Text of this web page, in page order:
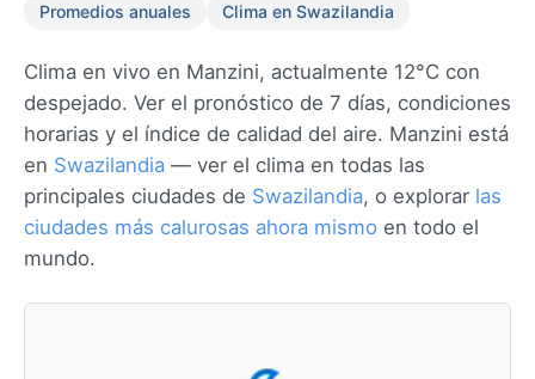
Promedios anuales
Clima en Swazilandia
Clima en vivo en Manzini, actualmente 12°C con
despejado. Ver el pronóstico de 7 días, condiciones
horarias y el índice de calidad del aire. Manzini está
en Swazilandia — ver el clima en todas las
principales ciudades de Swazilandia, o explorar las
ciudades más calurosas ahora mismo en todo el
mundo.